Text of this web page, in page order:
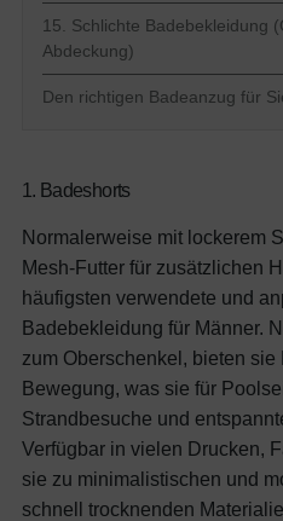
15. Schlichte Badebekleidung
Abdeckung)
Den richtigen Badeanzug für
1. Badeshorts
Normalerweise mit lockerem
Mesh-Futter für zusätzlichen
häufigsten verwendete und
Badebekleidung für Männer.
zum Oberschenkel, bieten
Bewegung, was sie für
Strandbesuche und
Verfügbar in vielen Drucken,
sie zu minimalistischen und
schnell trocknenden